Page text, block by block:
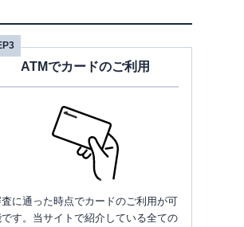
ATMでカードのご利用
に通った時点でカードのご利用が可
す。当サイトで紹介している全ての